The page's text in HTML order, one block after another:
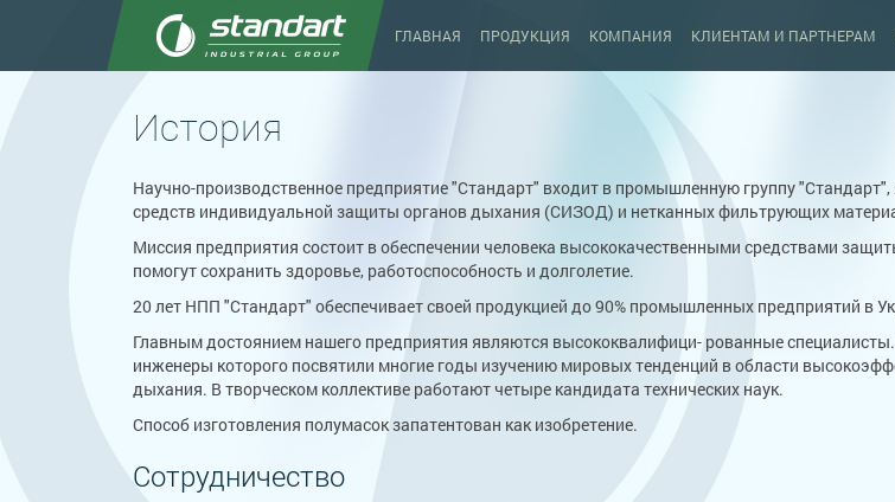
ГЛАВНАЯ ПРОДУКЦИЯ КОМПАНИЯ КЛИЕНТАМ И ПАРТНЕРАМ
История
Научно-производственное предприятие "Стандарт" входит в промышленную группу
средств индивидуальной защиты органов дыхания (СИЗОД) и нетканных фильтрующих
Миссия предприятия состоит в обеспечении человека высококачественными средствами
помогут сохранить здоровье, работоспособность и долголетие.
20 лет НПП "Стандарт" обеспечивает своей продукцией до 90% промышленных предприятий в
Главным достоянием нашего предприятия являются высококвалифици- рованные
инженеры которого посвятили многие годы изучению мировых тенденций в области
дыхания. В творческом коллективе работают четыре кандидата технических наук.
Способ изготовления полумасок запатентован как изобретение.
Сотрудничество